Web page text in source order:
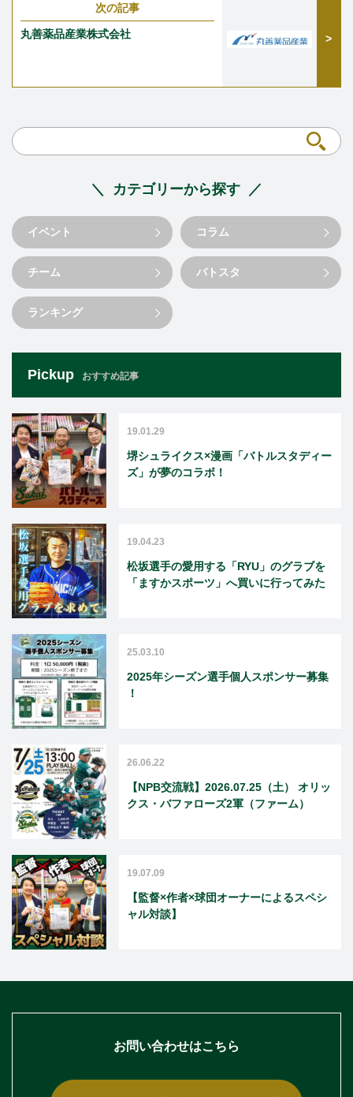
次の記事
丸善薬品産業株式会社
カテゴリーから探す
イベント コラム
チーム バトスタ
ランキング
Pickup おすすめ記事
19.01.29
堺シュライクス×漫画「バトルスタディー
ズ」が夢のコラボ！
19.04.23
松坂選手の愛用する「RYU」のグラブを
「ますかスポーツ」へ買いに行ってみた
25.03.10
2025年シーズン選手個人スポンサー募集
！
26.06.22
【NPB交流戦】2026.07.25（土） オリッ
クス・バファローズ2軍（ファーム）
19.07.09
【監督×作者×球団オーナーによるスペシ
ャル対談】
お問い合わせはこちら